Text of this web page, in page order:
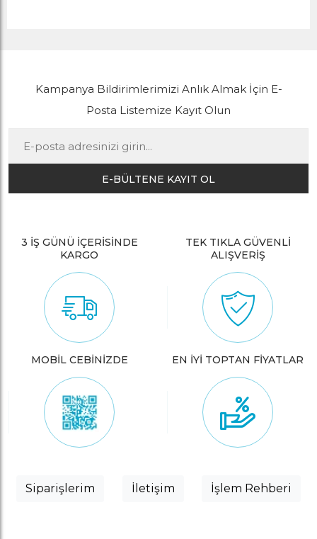
Kampanya Bildirimlerimizi Anlık Almak İçin E-
Posta Listemize Kayıt Olun
E-BÜLTENE KAYIT OL
3 İŞ GÜNÜ İÇERİSİNDE
KARGO
TEK TIKLA GÜVENLİ
ALIŞVERİŞ
MOBİL CEBİNİZDE EN İYİ TOPTAN FİYATLAR
Siparişlerim İletişim İşlem Rehberi